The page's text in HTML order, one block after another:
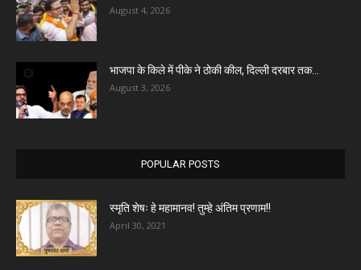
August 4, 2026
भाजपा के किले में पीके ने ठोकी कील, दिल्ली दरबार तक...
August 3, 2026
POPULAR POSTS
स्मृति शेषः हे महामानव! तुम्हे अंतिम प्रणाम!!
April 30, 2021